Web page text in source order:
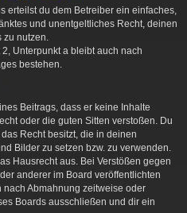
erteilst du dem Betreiber ein einfaches,
und unentgeltliches Recht, deinen
zu nutzen.
Unterpunkt a bleibt auch nach
bestehen.
Beitrags, dass er keine Inhalte
oder die guten Sitten verstoßen. Du
Recht besitzt, die in deinen
Bilder zu setzen bzw. zu verwenden.
Hausrecht aus. Bei Verstößen gegen
anderer im Board veröffentlichten
Abmahnung zeitweise oder
Boards ausschließen und dir ein